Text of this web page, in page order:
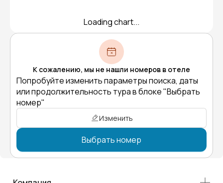
Loading chart...
К сожалению, мы не нашли номеров в отеле
Попробуйте изменить параметры поиска, даты
или продолжительность тура в блоке "Выбрать
номер"
Изменить
Выбрать номер